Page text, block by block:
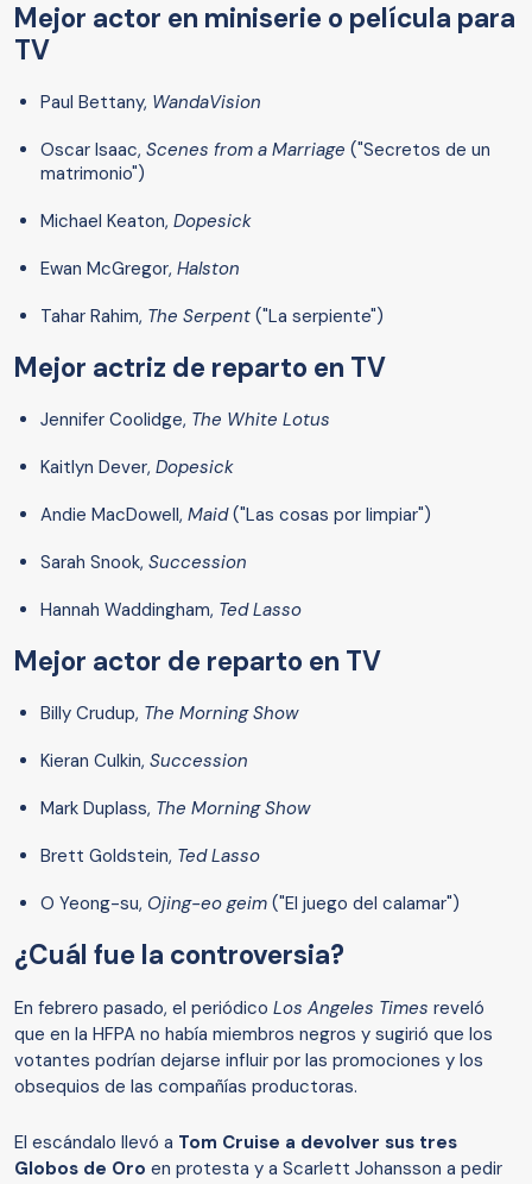
Mejor actor en miniserie o película para
TV
Paul Bettany, WandaVision
Oscar Isaac, Scenes from a Marriage ("Secretos de un
matrimonio")
Michael Keaton, Dopesick
Ewan McGregor, Halston
Tahar Rahim, The Serpent ("La serpiente")
Mejor actriz de reparto en TV
Jennifer Coolidge, The White Lotus
Kaitlyn Dever, Dopesick
Andie MacDowell, Maid("Las cosas por limpiar")
Sarah Snook, Succession
Hannah Waddingham, Ted Lasso
Mejor actor de reparto en TV
Billy Crudup, The Morning Show
Kieran Culkin, Succession
Mark Duplass, The Morning Show
Brett Goldstein, Ted Lasso
O Yeong-su, Ojing-eo geim ("El juego del calamar")
¿Cuál fue la controversia?
En febrero pasado, el periódico Los Angeles Times reveló
que en la HFPA no había miembros negros y sugirió que los
votantes podrían dejarse influir por las promociones y los
obsequios de las compañías productoras.
El escándalo llevó a Tom Cruise a devolver sus tres
Globos de Oro en protesta y a Scarlett Johansson a pedir